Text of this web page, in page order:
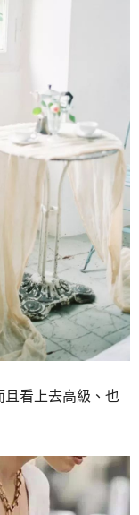
且看上去高級、也